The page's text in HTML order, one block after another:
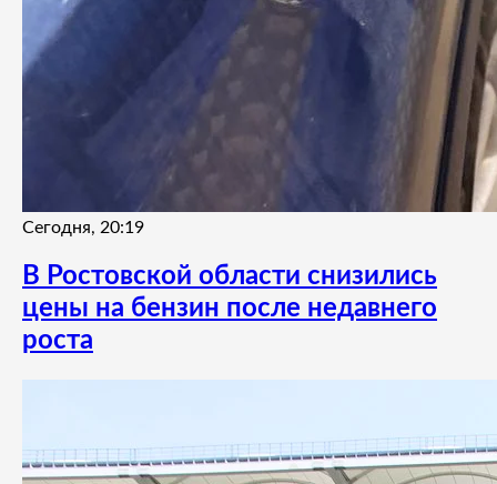
Сегодня, 20:19
В Ростовской области снизились
цены на бензин после недавнего
роста